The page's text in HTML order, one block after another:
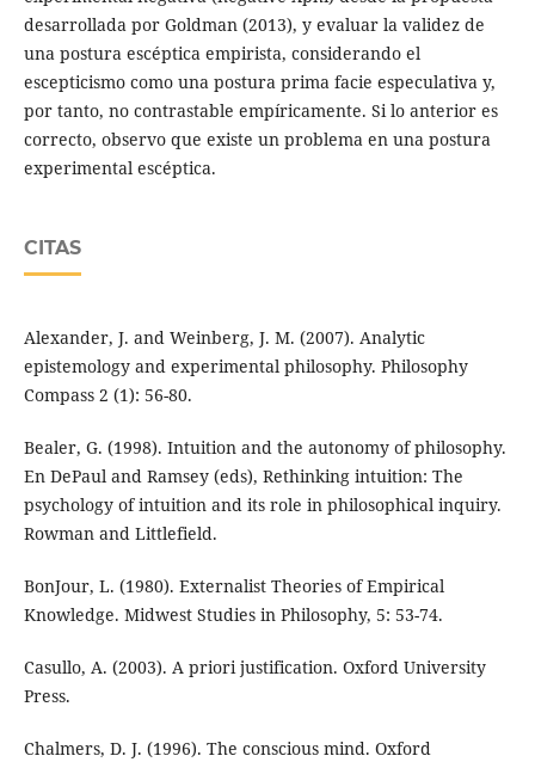
desarrollada por Goldman (2013), y evaluar la validez de
una postura escéptica empirista, considerando el
escepticismo como una postura prima facie especulativa y,
por tanto, no contrastable empíricamente. Si lo anterior es
correcto, observo que existe un problema en una postura
experimental escéptica.
CITAS
Alexander, J. and Weinberg, J. M. (2007). Analytic
epistemology and experimental philosophy. Philosophy
Compass 2 (1): 56-80.
Bealer, G. (1998). Intuition and the autonomy of philosophy.
En DePaul and Ramsey (eds), Rethinking intuition: The
psychology of intuition and its role in philosophical inquiry.
Rowman and Littlefield.
BonJour, L. (1980). Externalist Theories of Empirical
Knowledge. Midwest Studies in Philosophy, 5: 53-74.
Casullo, A. (2003). A priori justification. Oxford University
Press.
Chalmers, D. J. (1996). The conscious mind. Oxford